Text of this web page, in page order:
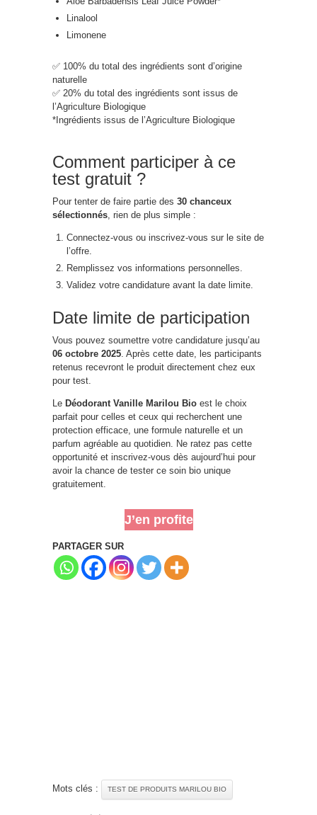
Linalool
Limonene
✅ 100% du total des ingrédients sont d’origine
naturelle
✅ 20% du total des ingrédients sont issus de
l’Agriculture Biologique
*Ingrédients issus de l’Agriculture Biologique
Comment participer à ce
test gratuit ?
Pour tenter de faire partie des 30 chanceux
sélectionnés , rien de plus simple :
Connectez-vous ou inscrivez-vous sur le site de
l’offre.
Remplissez vos informations personnelles.
Validez votre candidature avant la date limite.
Date limite de participation
Vous pouvez soumettre votre candidature jusqu’au
06 octobre 2025 . Après cette date, les participants
retenus recevront le produit directement chez eux
pour test.
Le Déodorant Vanille Marilou Bio est le choix
parfait pour celles et ceux qui recherchent une
protection efficace, une formule naturelle et un
parfum agréable au quotidien. Ne ratez pas cette
opportunité et inscrivez-vous dès aujourd’hui pour
avoir la chance de tester ce soin bio unique
gratuitement.
J’en profite
PARTAGER SUR
Mots clés : TEST DE PRODUITS MARILOU BIO